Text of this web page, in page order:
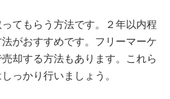
てもらう方法です。２年以内程
がおすすめです。フリーマーケ
却する方法もあります。これら
っかり行いましょう。